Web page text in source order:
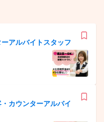
アルバイトスタッフ
カウンターアルバイ